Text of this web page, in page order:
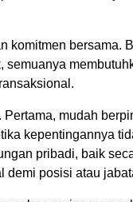
komitmen bersama.
mudah
kepentingannya
pribadi, baik
demi posisi atau